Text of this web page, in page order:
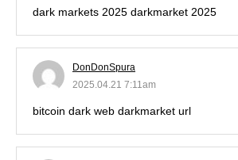
dark markets 2025 darkmarket 2025
DonDonSpura
2025.04.21 7:11am
bitcoin dark web darkmarket url